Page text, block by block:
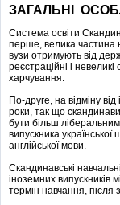
ЗАГАЛЬНІ
Система освіти
перше, велика частина
вузи отримують від
реєстраційні і
харчування.
По-друге, на відміну
роки, так що
бути більш
випускника
англійської мови.
Скандинавські
іноземних випускників
термін навчання, після